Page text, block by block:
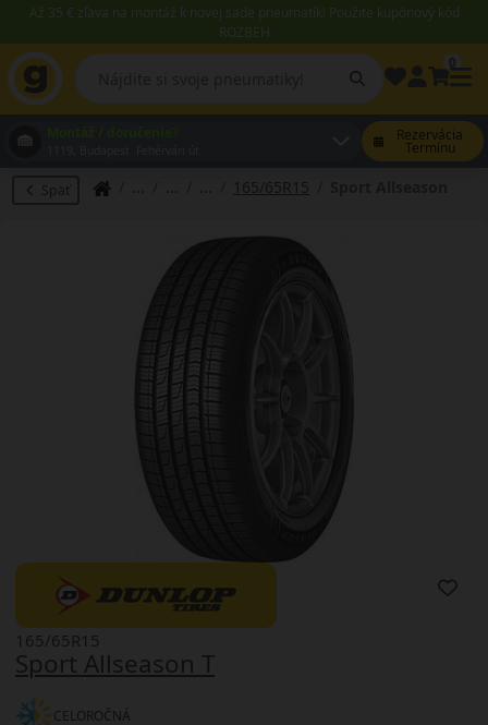
Až 35 € zľava na montáž k novej sade pneumatík! Použite kupónový kód
ROZBEH
Rezervácia
Termínu
Späť 165/65R15
Sport Allseason T
165/65R15
CELOROČNÁ